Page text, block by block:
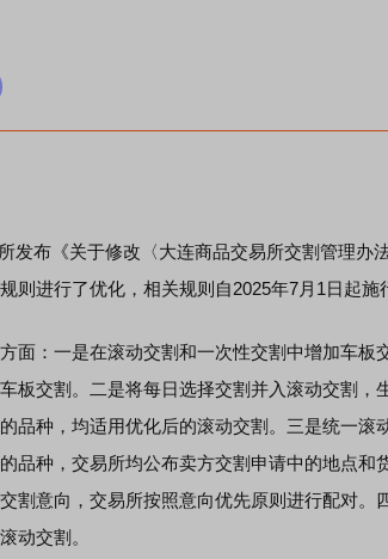
布《关于修改〈大连商品交易所交割管理办
则进行了优化，相关规则自2025年7月1日起施
：一是在滚动交割和一次性交割中增加车板
板交割。二是将每日选择交割并入滚动交割，
品种，均适用优化后的滚动交割。三是统一滚
品种，交易所均公布卖方交割申请中的地点和
割意向，交易所按照意向优先原则进行配对。
动交割。